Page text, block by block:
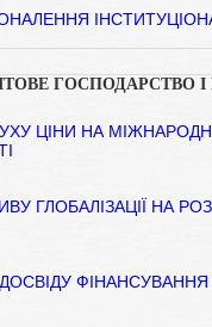
ГОСПОДАРСТВО
ЦІНИ НА
ГЛОБАЛІЗАЦІЇ НА